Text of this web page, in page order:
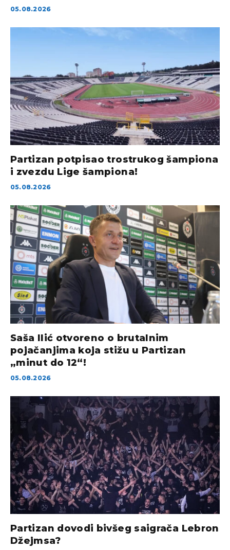
05.08.2026
Partizan potpisao trostrukog šampiona
i zvezdu Lige šampiona!
05.08.2026
Saša Ilić otvoreno o brutalnim
pojačanjima koja stižu u Partizan
„minut do 12“!
05.08.2026
Partizan dovodi bivšeg saigrača Lebron
Džejmsa?